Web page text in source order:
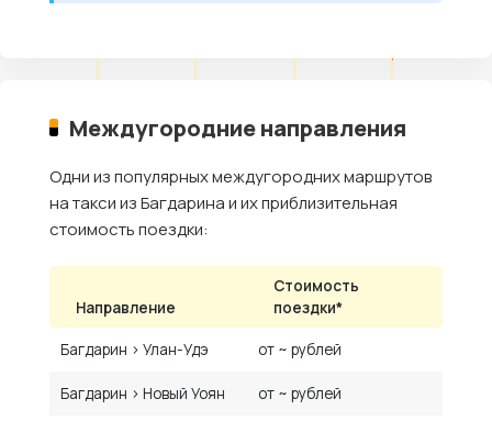
Междугородние направления
Одни из популярных междугородних маршрутов
на такси из Багдарина и их приблизительная
стоимость поездки:
Направление
Стоимость
поездки*
Багдарин › Улан-Удэ от ~ рублей
Багдарин › Новый Уоян от ~ рублей